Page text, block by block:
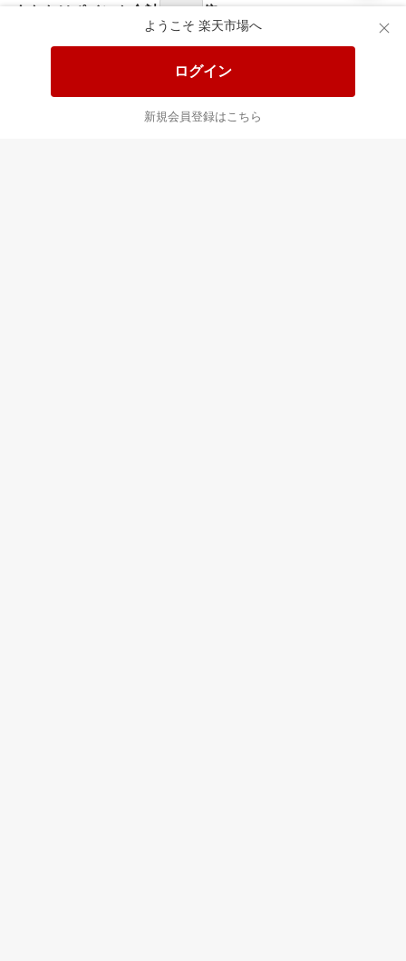
ようこそ 楽天市場へ
ログイン
新規会員登録はこちら
あなたはポイント 合計 倍